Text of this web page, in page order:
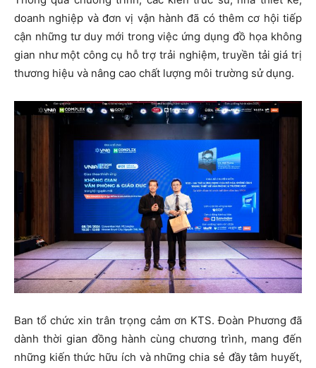
doanh nghiệp và đơn vị vận hành đã có thêm cơ hội tiếp
cận những tư duy mới trong việc ứng dụng đồ họa không
gian như một công cụ hỗ trợ trải nghiệm, truyền tải giá trị
thương hiệu và nâng cao chất lượng môi trường sử dụng.
Ban tổ chức xin trân trọng cảm ơn KTS. Đoàn Phương đã
dành thời gian đồng hành cùng chương trình, mang đến
những kiến thức hữu ích và những chia sẻ đầy tâm huyết,